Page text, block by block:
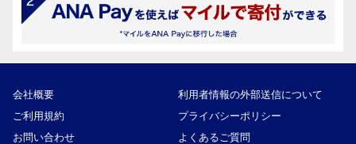
会社概要
利用者情報の外部送信について
ご利用規約
プライバシーポリシー
お問い合わせ
よくあるご質問